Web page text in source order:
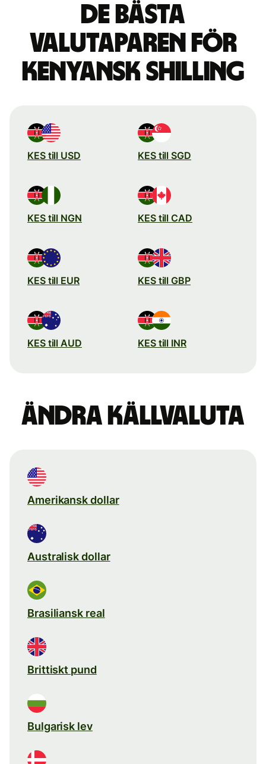
De bästa
valutaparen för
kenyansk shilling
KES till USD KES till SGD
KES till NGN KES till CAD
KES till EUR KES till GBP
KES till AUD KES till INR
Ändra källvaluta
Amerikansk dollar
Australisk dollar
Brasiliansk real
Brittiskt pund
Bulgarisk lev